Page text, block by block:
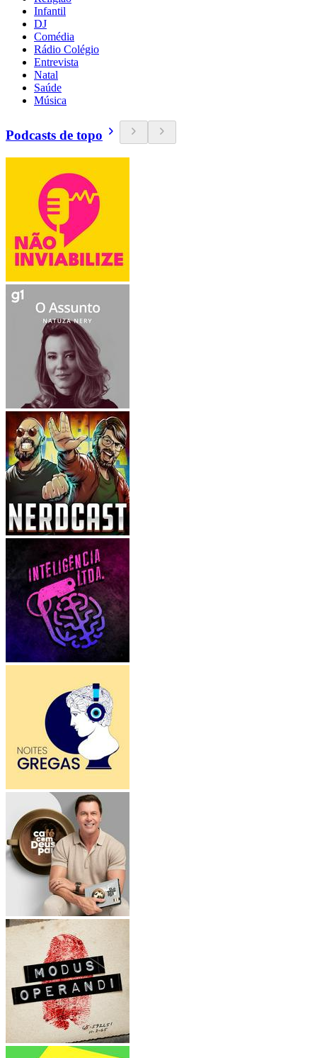
Infantil
DJ
Comédia
Rádio Colégio
Entrevista
Natal
Saúde
Música
Podcasts de topo